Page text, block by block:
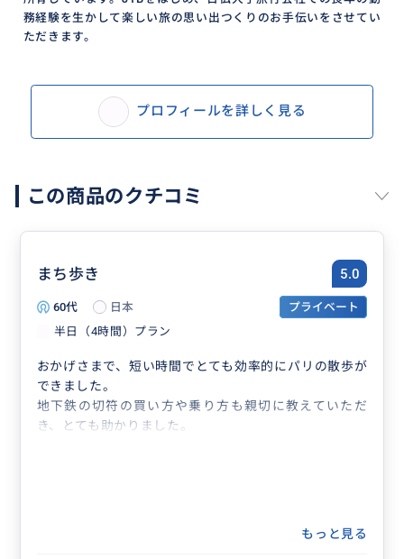
務経験を生かして楽しい旅の思い出つくりのお手伝いをさせてい
ただきます。
プロフィールを詳しく見る
この商品のクチコミ
まち歩き 5.0
60代 日本
プライベート
半日（4時間）プラン
おかげさまで、短い時間でとても効率的にパリの散歩が
できました。
地下鉄の切符の買い方や乗り方も親切に教えていただ
き、とても助かりました。
もっと見る